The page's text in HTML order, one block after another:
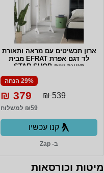
ארון תכשיטים עם מראה ותאורת
לד דגם אפרת EFRAT מבית
סטאר שופ STAR SHOP
29% הנחה
539 ₪
379 ₪
₪59 למשלוח
קנו עכשיו
ב- Zap
מיטות וכורסאות